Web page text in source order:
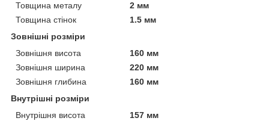
Товщина металу
2 мм
Товщина стінок
1.5 мм
Зовнішні розміри
Зовнішня висота
160 мм
Зовнішня ширина
220 мм
Зовнішня глибина
160 мм
Внутрішні розміри
Внутрішня висота
157 мм